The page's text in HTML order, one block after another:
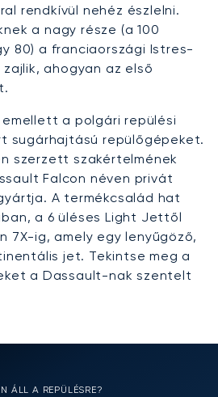
rendkívül nehéz észlelni.
a nagy része (a 100
80) a franciaországi Istres-
ahogyan az első
a polgári repülési
sugárhajtású repülőgépeket.
szerzett szakértelmének
Falcon néven privát
A termékcsalád hat
a 6 üléses Light Jettől
7X-ig, amely egy lenyűgöző,
jet. Tekintse meg a
a Dassault-nak szentelt
ÁLL A REPÜLÉSRE?